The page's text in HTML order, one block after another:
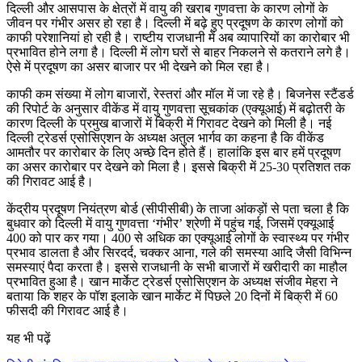
दिल्ली और आसपास के क्षेत्रों में वायु की खराब गुणवत्ता के कारण लोगों के
जीवन पर गंभीर असर हो रहा है। दिल्ली में बढ़े हुए प्रदूषण के कारण लोगों को
काफी परेशानियां हो रही है। राष्टीय राजधानी में अब व्यापारियों का कारोबार भी
प्रभावित होने लगा है। दिल्ली में लोग घरों से बाहर निकलने से कतराने लगे है।
ऐसे में प्रदूषण का असर बाजार पर भी देखने को मिल रहा है।
काफी कम संख्या में लोग बाजारों, रेस्तरां और मॉल में जा रहे है। बिजनेस स्टैंडर्ड
की रिपोर्ट के अनुसार वीकेंड में वायु गुणवत्ता सूचकांक (एक्यूआई) में बढ़ोतरी के
कारण दिल्ली के प्रमुख बाजारों में बिक्री में गिरावट देखने को मिली है। नई
दिल्ली ट्रेडर्स एसोसिएशन के अध्यक्ष अतुल भार्गव का कहना है कि वीकेंड
आमतौर पर कारोबार के लिए अच्छे दिन होते हैं। हालांकि इस बार हमें प्रदूषण
का असर कारोबार पर देखने को मिला है। इससे बिक्री में 25-30 प्रतिशत तक
की गिरावट आई है।
केंद्रीय प्रदूषण नियंत्रण बोर्ड (सीपीसीबी) के ताजा आंकड़ों से पता चला है कि
बुधवार को दिल्ली में वायु गुणवत्ता ‘गंभीर’ श्रेणी में पहुंच गई, जिसमें एक्यूआई
400 को पार कर गया। 400 से अधिक का एक्यूआई लोगों के स्वास्थ्य पर गंभीर
प्रभाव डालता है और सिरदर्द, चक्कर आना, गले की समस्या आदि जैसी विभिन्न
समस्याएं पैदा करता है। इससे राजधानी के सभी बाजारों में खरीदारी का माहौल
प्रभावित हुआ है। खान मार्केट ट्रेडर्स एसोसिएशन के अध्यक्ष संजीव मेहरा ने
बताया कि शहर के पॉश इलाके खान मार्केट में पिछले 20 दिनों में बिक्री में 60
फीसदी की गिरावट आई है।
यह भी पढ़ें